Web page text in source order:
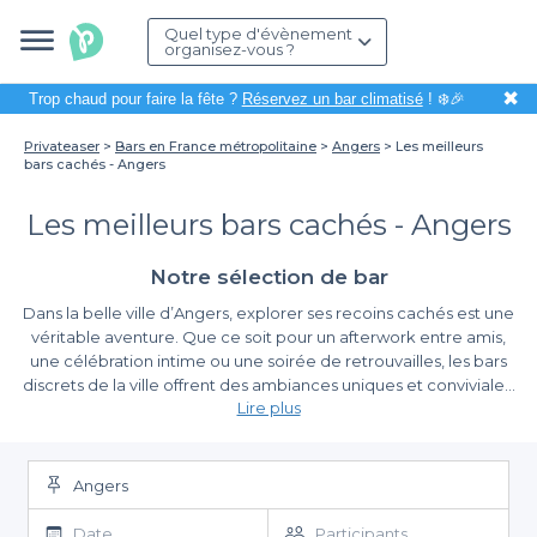
Quel type d'évènement
organisez-vous ?
Trop chaud pour faire la fête ? Réservez un bar climatisé! ❄️🎉 ✖
Privateaser Bars en France métropolitaine Angers
Les meilleurs
bars cachés - Angers
Les meilleurs bars cachés - Angers
Notre sélection de bar
Dans la belle ville d’Angers, explorer ses recoins cachés est une
véritable aventure. Que ce soit pour un afterwork entre amis,
une célébration intime ou une soirée de retrouvailles, les bars
discrets de la ville offrent des ambiances uniques et conviviales.
Organiser votre événement dans l'un de ces bars cachés
garantissant une expérience mémorable.
Découvrez l'univers des bars cachés à Angers
Réserver un bar caché à Angers via
Lire plus
Angers